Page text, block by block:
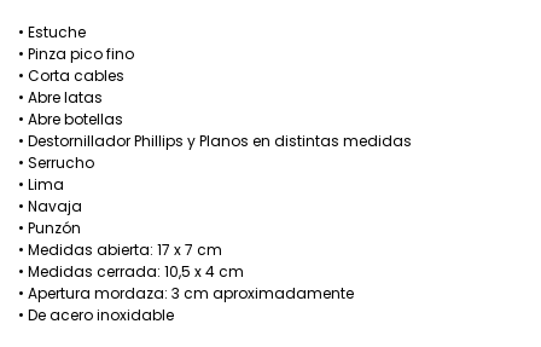
• Estuche
• Pinza pico fino
• Corta cables
• Abre latas
• Abre botellas
• Destornillador Phillips y Planos en distintas medidas
• Serrucho
• Lima
• Navaja
• Punzón
• Medidas abierta: 17 x 7 cm
• Medidas cerrada: 10,5 x 4 cm
• Apertura mordaza: 3 cm aproximadamente
• De acero inoxidable